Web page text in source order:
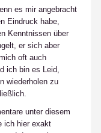
es mir angebracht
Eindruck habe,
Kenntnissen über
er sich aber
oft auch
ich bin es Leid,
wiederholen zu
unter diesem
ich hier exakt